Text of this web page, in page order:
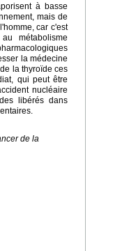
à basse
mais de
car c'est
métabolisme
la médecine
la thyroïde ces
qui peut être
nucléaire
libérés dans
de la